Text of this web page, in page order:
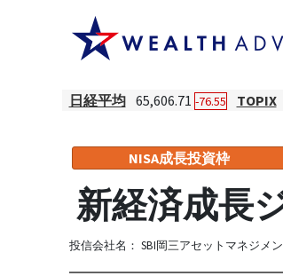
日経平均 65,606.71 -76.55 TOPIX
NISA成長投資枠
新経済成長
投信会社名： SBI岡三アセットマネジメ